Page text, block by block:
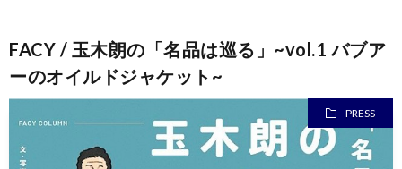
FACY / 玉木朗の「名品は巡る」~vol.1 バブア
ーのオイルドジャケット~
PRESS